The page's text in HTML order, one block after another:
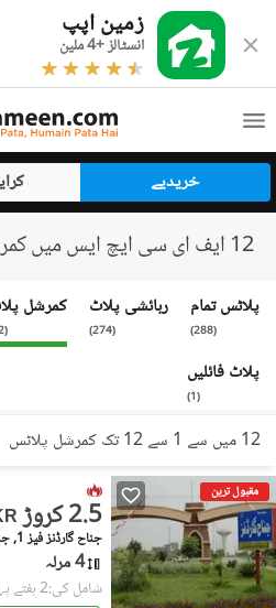
زمین اپپ
انسٹالز +4 ملین
خریدیے
12 ایف ای سی ایچ ایس میں کمرشل پلاٹس برائے فروخت
پلاٹس تمام
(
288
)
رہائشی پلاٹ
(
274
)
کمرشل
(
پلاٹ فائلیں
(
1
)
12 میں سے 1 سے 12 تک کمرشل پلاٹس
مقبول ترین
2.5 کروڑ
جناح گارڈنز فیز 1, جناح گارڈنز
4 مرلہ
شامل کی:2 ہفتے پہل